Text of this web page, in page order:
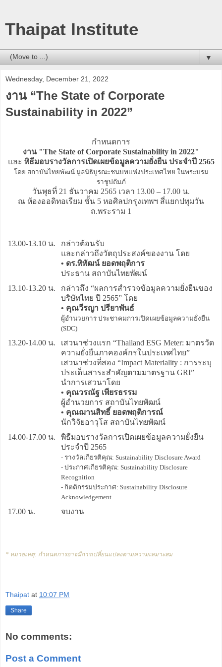
Thaipat Institute
▼
Wednesday, December 21, 2022
งาน “The State of Corporate
Sustainability in 2022”
กำหนดการ
งาน "The State of Corporate Sustainability in 2022"
และ พิธีมอบรางวัลการเปิดเผยข้อมูลความยั่งยืน ประจำปี 2565
โดย สถาบันไทยพัฒน์ มูลนิธิบูรณะชนบทแห่งประเทศไทย ในพระบรม
ราชูปถัมภ์
วันพุธที่ 21 ธันวาคม 2565 เวลา 13.00 – 17.00 น.
ณ ห้องออดิทอเรียม ชั้น 5 หอศิลปกรุงเทพฯ สี่แยกปทุมวัน
ถ.พระราม 1
13.00-13.10 น.
กล่าวต้อนรับ
และกล่าวถึงวัตถุประสงค์ของงาน โดย
• ดร.พิพัฒน์ ยอดพฤติการ
ประธาน สถาบันไทยพัฒน์
13.10-13.20 น.
กล่าวถึง “ผลการสำรวจข้อมูลความยั่งยืนของ
บริษัทไทย ปี 2565” โดย
• คุณวีรญา ปรียาพันธ์
ผู้อำนวยการ ประชาคมการเปิดเผยข้อมูลความยั่งยืน
(SDC)
13.20-14.00 น.
เสวนาช่วงแรก “Thailand ESG Meter: มาตรวัด
ความยั่งยืนภาคองค์กรในประเทศไทย”
เสวนาช่วงที่สอง “Impact Materiality : การระบุ
ประเด็นสาระสำคัญตามมาตรฐาน GRI”
นำการเสวนาโดย
• คุณวรณัฐ เพียรธรรม
ผู้อำนวยการ สถาบันไทยพัฒน์
• คุณฌานสิทธิ์ ยอดพฤติการณ์
นักวิจัยอาวุโส สถาบันไทยพัฒน์
14.00-17.00 น.
พิธีมอบรางวัลการเปิดเผยข้อมูลความยั่งยืน
ประจำปี 2565
- รางวัลเกียรติคุณ: Sustainability Disclosure Award
- ประกาศเกียรติคุณ: Sustainability Disclosure
Recognition
- กิตติกรรมประกาศ: Sustainability Disclosure
Acknowledgement
17.00 น. จบงาน
* หมายเหตุ: กำหนดการอาจมีการเปลี่ยนแปลงตามความเหมาะสม
Thaipat at 10:07 PM
Share
No comments:
Post a Comment